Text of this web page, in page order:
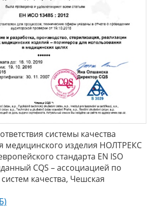
системы качества
медицинского изделия НОЛТРЕКС
стандарта EN ISO
CQS – ассоциацией по
качества, Чешская